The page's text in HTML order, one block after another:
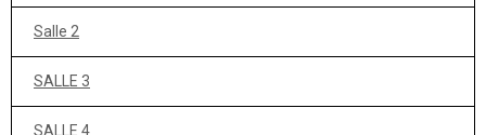
Salle 2
SALLE 3
SALLE 4